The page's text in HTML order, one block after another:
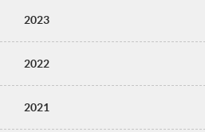
2023
2022
2021